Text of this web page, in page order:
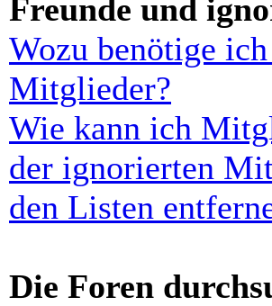
Freunde und
Wozu benötige
Mitglieder?
Wie kann ich
der ignorierten
den Listen
Die Foren